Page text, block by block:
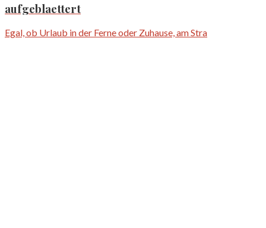
aufgeblaettert
Egal, ob Urlaub in der Ferne oder Zuhause, am Stra